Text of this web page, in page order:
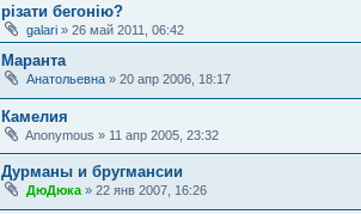
різати бегонію?
galari » 26 май 2011, 06:42
Маранта
Анатольевна » 20 апр 2006, 18:17
Камелия
Anonymous » 11 апр 2005, 23:32
Дурманы и бругмансии
ДюДюка » 22 янв 2007, 16:26